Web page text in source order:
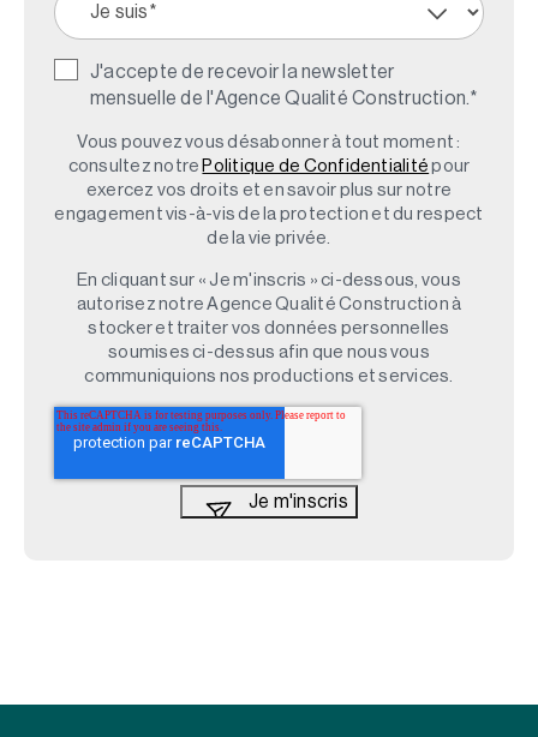
J'accepte de recevoir la newsletter
mensuelle de l'Agence Qualité Construction. *
Vous pouvez vous désabonner à tout moment :
consultez notre Politique de Confidentialité pour
exercez vos droits et en savoir plus sur notre
engagement vis-à-vis de la protection et du respect
de la vie privée.
En cliquant sur « Je m'inscris » ci-dessous, vous
autorisez notre Agence Qualité Construction à
stocker et traiter vos données personnelles
soumises ci-dessus afin que nous vous
communiquions nos productions et services.